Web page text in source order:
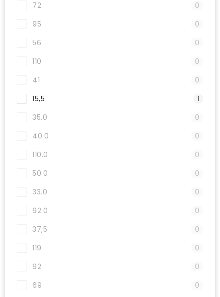
72
0
95
0
56
0
110
0
41
0
15,5
1
35.0
0
40.0
0
110.0
0
50.0
0
33.0
0
92.0
0
37,5
0
119
0
92
0
69
0